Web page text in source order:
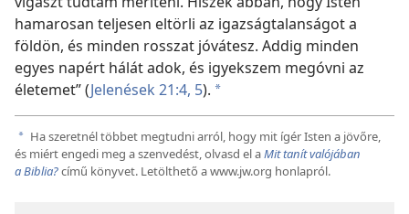
hamarosan teljesen eltörli az igazságtalanságot a
földön, és minden rosszat jóvátesz. Addig minden
egyes napért hálát adok, és igyekszem megóvni az
életemet” (Jelenések 21:4, 5). a
a Ha szeretnél többet megtudni arról, hogy mit ígér Isten a jövőre,
és miért engedi meg a szenvedést, olvasd el aMit tanít valójában
a Biblia?című könyvet. Letölthető a www.jw.org honlapról.